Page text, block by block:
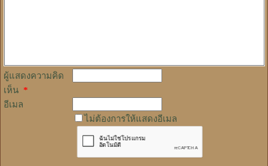
ผู้แสดงความคิด
เห็น *
อีเมล
ไม่ต้องการให้แสดงอีเมล